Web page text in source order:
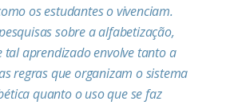
os estudantes o vivenciam.
sobre a alfabetização,
tal aprendizado envolve tanto a
regras que organizam o sistema
quanto o uso que se faz